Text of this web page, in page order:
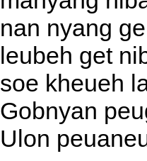
nan nyang
leubeh get
soe kheueh
Gobnyan
Ulon